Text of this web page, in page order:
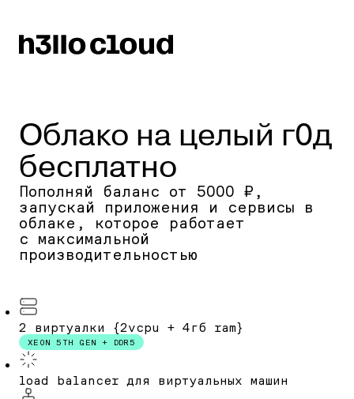
Облако на целый г0д
бесплатно
Пополняй баланс от 5000 ₽,
запускай приложения и сервисы в
облаке, которое работает
с максимальной
производительностью
2 виртуалки {2vcpu + 4гб ram}
XEON 5TH GEN + DDR5
load balancer для виртуальных машин